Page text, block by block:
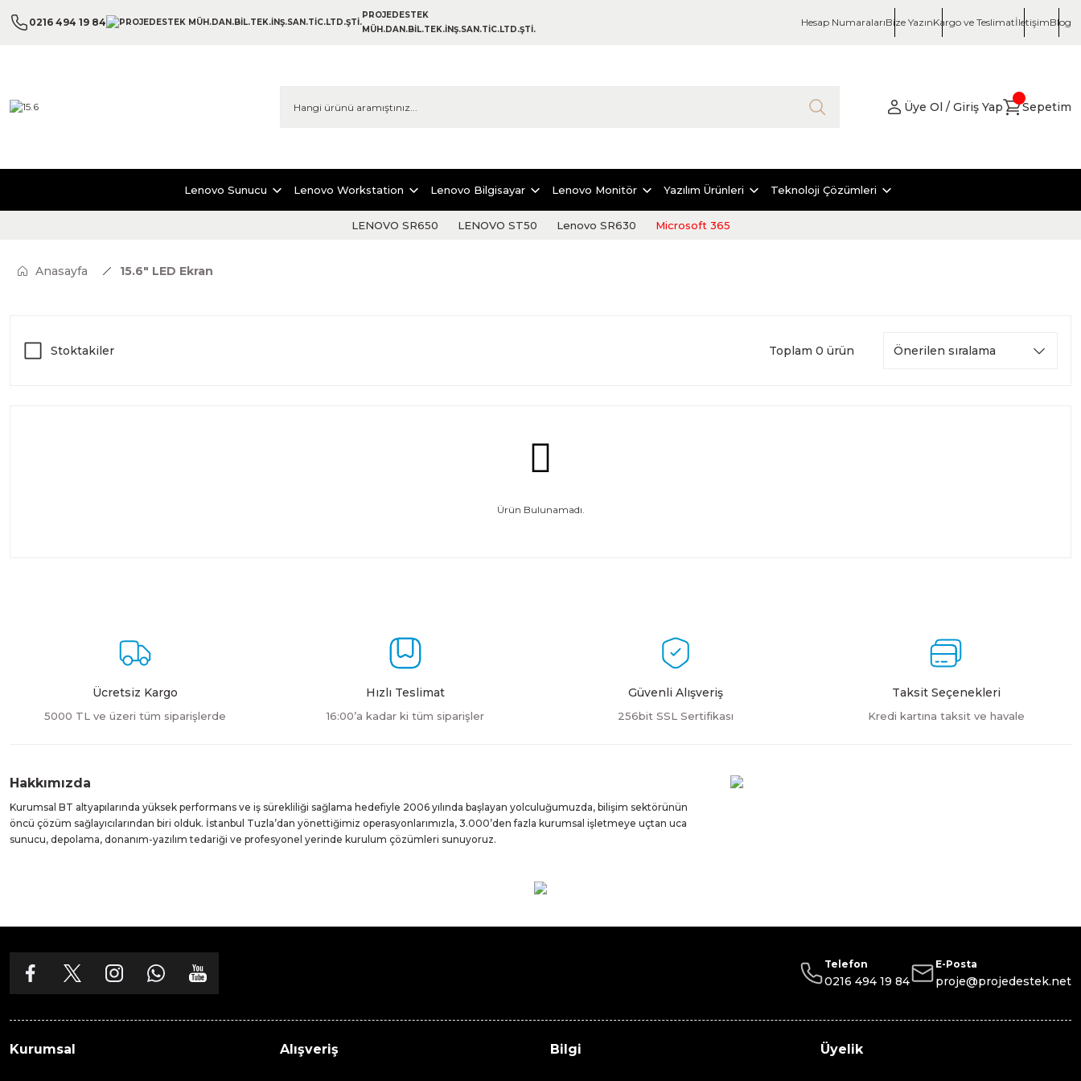
0216 494 19 84
PROJEDESTEK
MÜH.DAN.BİL.TEK.İNŞ.SAN.TİC.LTD.ŞTİ.
Hesap NumaralarıBize YazınKargo ve TeslimatİletişimBlog
Üye Ol / Giriş Yap Sepetim
Lenovo Sunucu Lenovo Workstation Lenovo Bilgisayar Lenovo Monitör Yazılım Ürünleri Teknoloji Çözümleri
LENOVO SR650 LENOVO ST50 Lenovo SR630 Microsoft 365
Anasayfa 15.6" LED Ekran
Stoktakiler Toplam 0 ürün
Ürün Bulunamadı.
Ücretsiz Kargo
5000 TL ve üzeri tüm siparişlerde
Hızlı Teslimat
16:00’a kadar ki tüm siparişler
Güvenli Alışveriş
256bit SSL Sertifikası
Taksit Seçenekleri
Kredi kartına taksit ve havale
Hakkımızda
Kurumsal BT altyapılarında yüksek performans ve iş sürekliliği sağlama hedefiyle 2006 yılında başlayan yolculuğumuzda, bilişim sektörünün
öncü çözüm sağlayıcılarından biri olduk. İstanbul Tuzla’dan yönettiğimiz operasyonlarımızla, 3.000’den fazla kurumsal işletmeye uçtan uca
sunucu, depolama, donanım-yazılım tedariği ve profesyonel yerinde kurulum çözümleri sunuyoruz.
Telefon
0216 494 19 84
E-Posta
proje@projedestek.net
Kurumsal Alışveriş Bilgi Üyelik